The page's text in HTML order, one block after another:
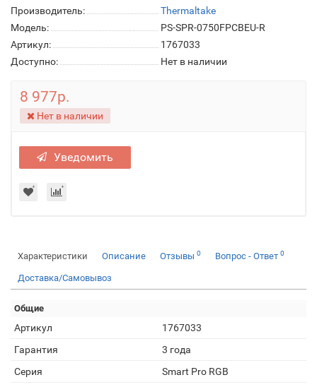
Производитель:
Thermaltake
Модель:
PS-SPR-0750FPCBEU-R
Артикул:
1767033
Доступно:
Нет в наличии
8 977р.
Нет в наличии
Уведомить
Характеристики Описание Отзывы 0 Вопрос - Ответ 0
Доставка/Самовывоз
Общие
Артикул
1767033
Гарантия
3 года
Серия
Smart Pro RGB